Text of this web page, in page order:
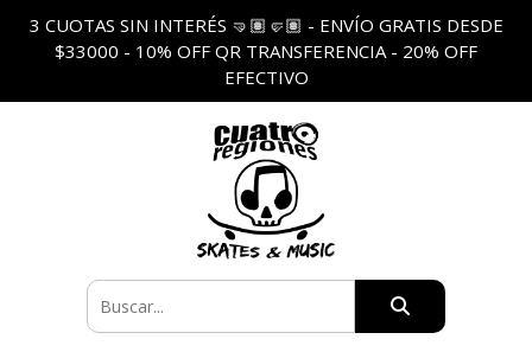
3 CUOTAS SIN INTERÉS 🤜🏽🤛🏽 - ENVÍO GRATIS DESDE
$33000 - 10% OFF QR TRANSFERENCIA - 20% OFF
EFECTIVO